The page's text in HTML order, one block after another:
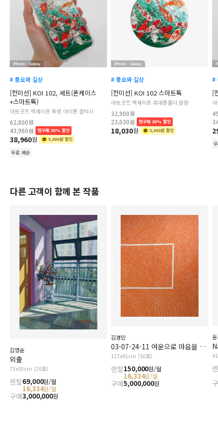
# 풍요와 길상
[전미선] KOI 102, 세트(폰케이스
+스마트톡)
아트굿즈 맥세이프 투명 아이폰 갤럭시
62,800원
43,960원 첫구매 30% 할인
38,960원 5,000원 할인
무료 배송
# 풍요와 길상
[전미선] KOI 102 스마트톡
아트굿즈 맥세이프 휴대폰홀더 원형
32,900원
23,030원 첫구매 30% 할인
18,030원 5,000원 할인
#
[
다른 고객이 함께 본 작품
김영순
외출
73x53cm (20호)
렌탈69,000원/월
16,334원/월
구매3,000,000원
김경민
03-07-24-11 여운으로 마음을 덮어줘요
117x91cm (50호)
렌탈150,000원/월
16,334원/월
구매5,000,000원